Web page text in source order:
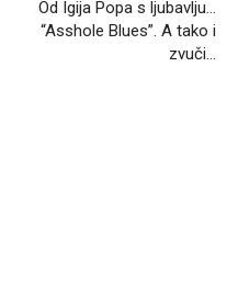
Od Igija Popa s ljubavlju…
“Asshole Blues”. A tako i
zvuči…